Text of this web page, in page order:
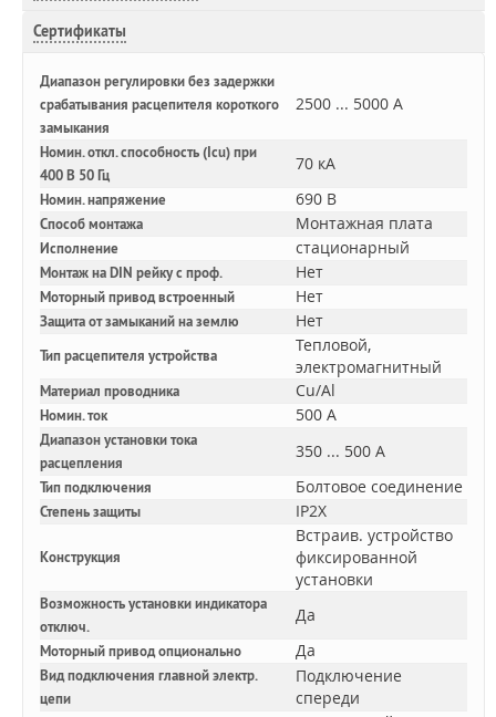
Сертификаты
Диапазон регулировки без задержки
срабатывания расцепителя короткого
замыкания
2500 ... 5000 А
Номин. откл. способность (Icu) при
400 В 50 Гц
70 кА
Номин. напряжение 690 В
Способ монтажа Монтажная плата
Исполнение стационарный
Монтаж на DIN рейку с проф. Нет
Моторный привод встроенный Нет
Защита от замыканий на землю Нет
Тип расцепителя устройства
Тепловой,
электромагнитный
Материал проводника Cu/Al
Номин. ток 500 А
Диапазон установки тока
расцепления
350 ... 500 А
Тип подключения Болтовое соединение
Степень защиты IP2X
Конструкция
Встраив. устройство
фиксированной
установки
Возможность установки индикатора
отключ.
Да
Моторный привод опционально Да
Вид подключения главной электр.
цепи
Подключение
спереди